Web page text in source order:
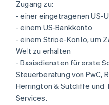
Ausblick
Radar
Betrugsprävention
Atlas
Start-up-Gründung
Climate
CO₂-Entnahme
Identity
Online-Identitätsprüfung
Ecosystem
Stripe
Zugang zu:
- einer eingetragenen US-
- einem US-Bankkonto
- einem Stripe-Konto, um
Welt zu erhalten
- Basisdiensten für erste
Steuerberatung von PwC,
Herrington & Sutcliffe und
Services.